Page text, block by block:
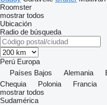
Roomster
mostrar todos
Ubicación
Radio de búsqueda
Perú Europa
Países Bajos
Alemania
Chequia
Polonia
Francia
mostrar todos
Sudamérica